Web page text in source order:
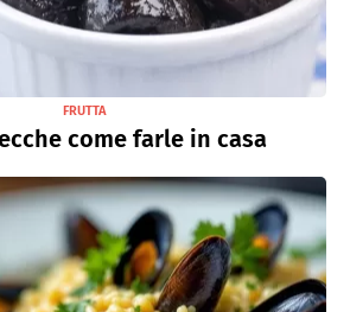
FRUTTA
come farle in casa